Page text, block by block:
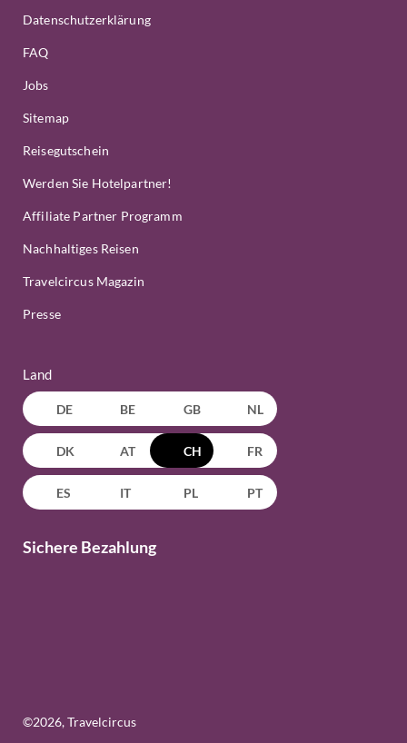
Datenschutzerklärung
FAQ
Jobs
Sitemap
Reisegutschein
Werden Sie Hotelpartner!
Affiliate Partner Programm
Nachhaltiges Reisen
Travelcircus Magazin
Presse
Land
DE BE GB NL
DK AT CH FR
ES IT PL PT
Sichere Bezahlung
©2026, Travelcircus